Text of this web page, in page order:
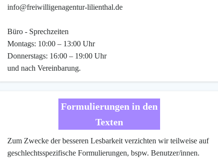
info@freiwilligenagentur-lilienthal.de
Büro - Sprechzeiten
Montags: 10:00 – 13:00 Uhr
Donnerstags: 16:00 – 19:00 Uhr
und nach Vereinbarung.
Formulierungen in den
Texten
Zum Zwecke der besseren Lesbarkeit verzichten wir teilweise auf
geschlechtsspezifische Formulierungen, bspw. Benutzer/innen.